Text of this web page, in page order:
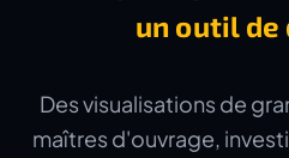
un outil de
Des visualisations de
maîtres d'ouvrage,